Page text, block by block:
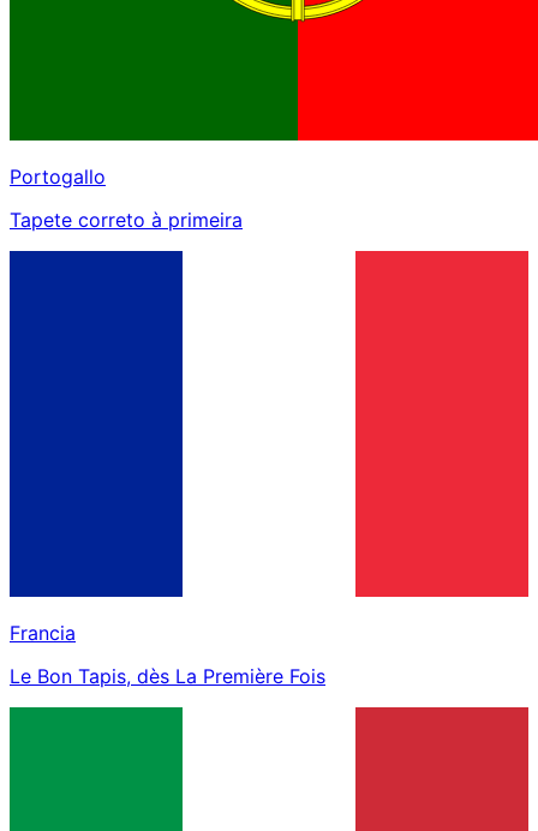
Portogallo
Tapete correto à primeira
Francia
Le Bon Tapis, dès La Première Fois